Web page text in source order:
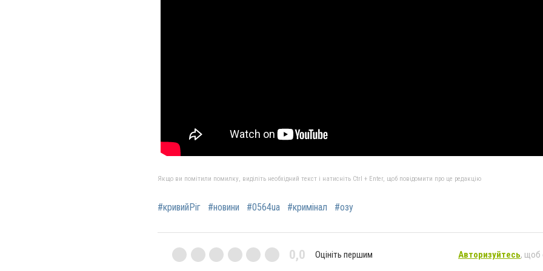
Якщо ви помітили помилку, виділіть необхідний текст і натисніть Ctrl + Enter, щоб повідомити про це редакцію
#кривийРіг #новини #0564ua #кримінал #озу
0,0 Оцініть першим Авторизуйтесь, щоб